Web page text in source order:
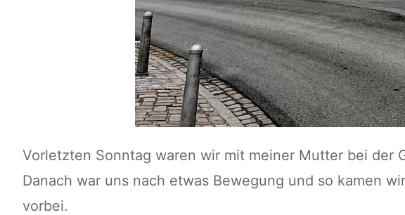
Vorletzten Sonntag waren wir mit meiner Mutter bei der
Danach war uns nach etwas Bewegung und so kamen
vorbei.